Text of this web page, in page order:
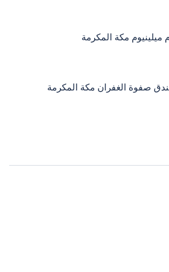
ميلينيوم مكة المكرمة
صفوة الغفران مكة المكرمة